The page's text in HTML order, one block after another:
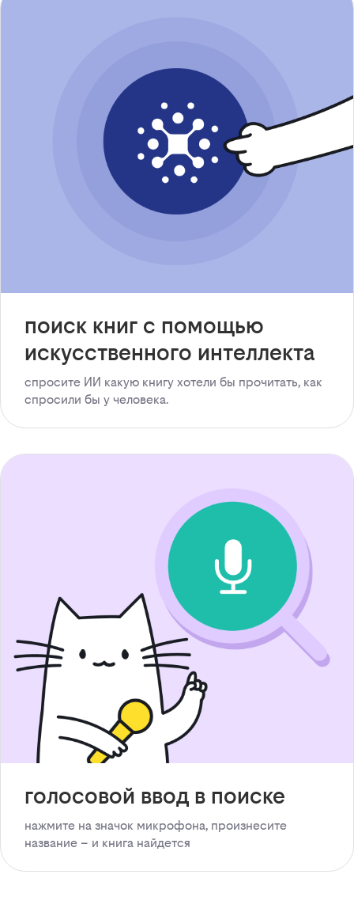
поиск книг с помощью
искусственного интеллекта
спросите ИИ какую книгу хотели бы прочитать, как
спросили бы у человека.
голосовой ввод в поиске
нажмите на значок микрофона, произнесите
название – и книга найдется